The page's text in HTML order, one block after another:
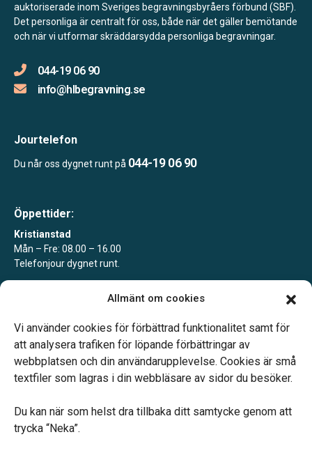
Allmänt om cookies
Vi använder cookies för förbättrad funktionalitet samt för
att analysera trafiken för löpande förbättringar av
webbplatsen och din användarupplevelse. Cookies är små
textfiler som lagras i din webbläsare av sidor du besöker.
Du kan när som helst dra tillbaka ditt samtycke genom att
trycka “Neka”.
auktoriserade inom Sveriges begravningsbyråers förbund (SBF).
Det personliga är centralt för oss, både när det gäller bemötande
och när vi utformar skräddarsydda personliga begravningar.
044-19 06 90
info@hlbegravning.se
Jourtelefon
Du når oss dygnet runt på 044-19 06 90
Öppettider:
Kristianstad
Mån – Fre: 08.00 – 16.00
Telefonjour dygnet runt.
Telefonjour dygnet runt.
Vårt systerbolag Verahill hjälper dig med familjejuridiken –